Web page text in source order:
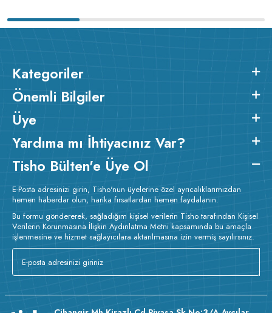
Kategoriler
Önemli Bilgiler
Üye
Yardıma mı İhtiyacınız Var?
Tisho Bülten'e Üye Ol
E-Posta adresinizi girin, Tisho'nun üyelerine özel ayrıcalıklarımızdan
hemen haberdar olun, harika fırsatlardan hemen faydalanın.
Bu formu göndererek, sağladığım kişisel verilerin Tisho tarafından Kişisel
Verilerin Korunmasına İlişkin Aydınlatma Metni kapsamında bu amaçla
işlenmesine ve hizmet sağlayıcılara aktarılmasına izin vermiş sayılırsınız.